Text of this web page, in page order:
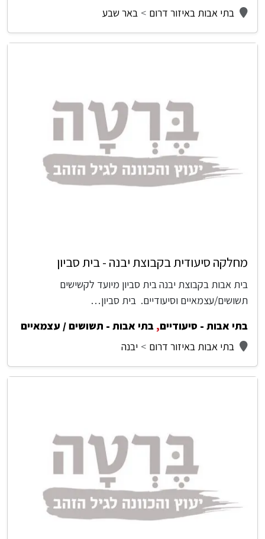
בתי אבות באיזור דרום
באר שבע
מחלקה סיעודית בקבוצת יבנה - בית סביון
בית אבות בקבוצת יבנה בית סביון מיועד לקשישים
תשושים/עצמאיים וסיעודיים. בית סביון…
בתי אבות - סיעודיים, בתי אבות - תשושים / עצמאיים
בתי אבות באיזור דרום
יבנה